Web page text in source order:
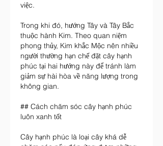
việc.
Trong khi đó, hướng Tây và Tây Bắc
thuộc hành Kim. Theo quan niệm
phong thủy, Kim khắc Mộc nên nhiều
người thường hạn chế đặt cây hạnh
phúc tại hai hướng này để tránh làm
giảm sự hài hòa về năng lượng trong
không gian.
## Cách chăm sóc cây hạnh phúc
luôn xanh tốt
Cây hạnh phúc là loại cây khá dễ